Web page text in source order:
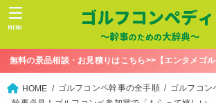
MENU
無料の景品相談・お見積りはこちら>>【エンタメゴル
HOME ゴルフコンペ幹事の全手順
ゴルフコン